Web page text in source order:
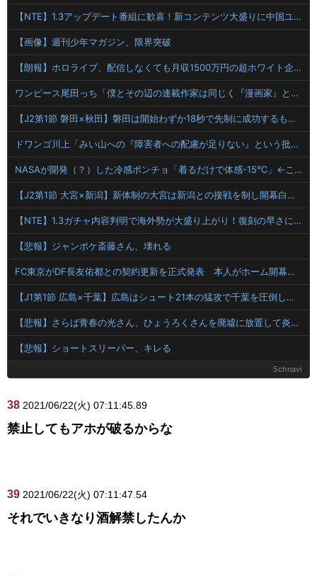
【NTE】1.3アップデート番組に歓喜！新コンテンツ大盛りに中国ユーザー大興奮「神ゲー化した」「圧倒的満足感」
【画像】週刊少年マガジン、限界突破
【朗報】ホロライブ、配信しなくても月収1500万円の超ホワイト企業だった
ワンピース尾田っち「僕とその辺の連載作家は同じく『漫画家』と呼ばれるけど、それが不満で。」
【J2第1節 磐田×秋田】磐田は開始わずか18秒で先制に成功するも追いつかれドロー 秋葉新体制の初白星はお預けに
ドワンゴ川上「みい山への『障害者への配慮が足りない』という批判は害悪。障害者に関わると損をするのは事実。」
NASAが開発（？）した冷感ポンチョ「着るだけで体感-15℃」←これ
【J2第1節 大宮×新潟】新体制の大宮は新潟との接戦を制し開幕白星スタート！自陣からのカウンターが決まり山本桜大が決勝ゴール
【NTE】1.3ガチャ内容判明で海外勢が大盛り上がり！復刻の早さに驚きの声多数
【悲報】ジャンポケ斎藤さん、壊れる
FC東京がDF長友佑都との契約更新を正式発表 本人がホーム開幕戦の試合前にサポーターへ報告
【J1第1節 広島×千葉】広島はシュート21本の猛攻で千葉を圧倒しホーム開幕戦を飾る！海外から復帰の川村がいきなりゴール
【悲報】さらば青春の光さん、ひょうろくさんを廃墟に放置して炎上ｗｗｗｗ
【悲報】ショートスリーパー、キレる
5chnavi
38 2021/06/22(火) 07:11:45.89
禁止してもアホが破るからな
39 2021/06/22(火) 07:11:47.54
それでいきなり酒解禁したんか